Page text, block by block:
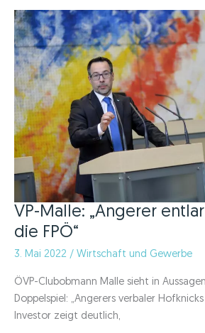
Lilihill
sind
keine
Neuigkeit“
VP-Malle: „Angerer
die FPÖ“
3. Mai 2022 / Wirtschaft und Gewerbe
ÖVP-Clubobmann Malle sieht in
Doppelspiel: „Angerers verbaler
Investor zeigt deutlich,